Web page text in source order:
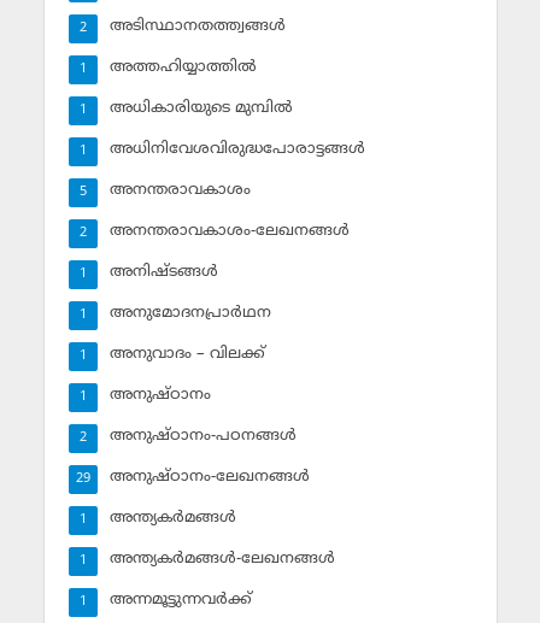
അടിസ്ഥാനതത്ത്വങ്ങള്‍
2
അത്തഹിയ്യാത്തില്‍
1
അധികാരിയുടെ മുമ്പില്‍
1
അധിനിവേശവിരുദ്ധപോരാട്ടങ്ങള്‍
1
അനന്തരാവകാശം
5
അനന്തരാവകാശം-ലേഖനങ്ങള്‍
2
അനിഷ്ടങ്ങള്‍
1
അനുമോദനപ്രാര്‍ഥന
1
അനുവാദം – വിലക്ക്‌
1
അനുഷ്ഠാനം
1
അനുഷ്ഠാനം-പഠനങ്ങള്‍
2
അനുഷ്ഠാനം-ലേഖനങ്ങള്‍
29
അന്ത്യകര്‍മങ്ങള്‍
1
അന്ത്യകര്‍മങ്ങള്‍-ലേഖനങ്ങള്‍
1
അന്നമൂട്ടുന്നവര്‍ക്ക്
1